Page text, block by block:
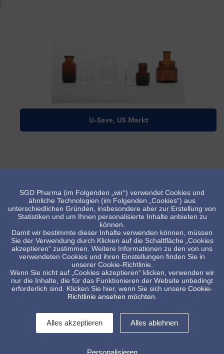
U-Save, US Markt
Nasal, US markt
SGD Pharma (im Folgenden „wir“) verwendet Cookies und
ähnliche Technologien (im Folgenden „Cookies“) aus
unterschiedlichen Gründen, insbesondere aber zur Erstellung von
Statistiken und um Ihnen personalisierte Inhalte anbieten zu
können.
Damit wir bestimmte dieser Inhalte verwenden können, müssen
Sie der Verwendung durch Klicken auf die Schaltfläche „Cookies
akzeptieren“ zustimmen. Weitere Informationen zu den von uns
verwendeten Cookies und ihren Einstellungen finden Sie in
unserer Cookie-Richtlinie.
Wenn Sie nicht auf „Cookies akzeptieren“ klicken, verwenden wir
nur die Inhalte, die für das Funktionieren der Website unbedingt
erforderlich sind. Klicken Sie hier, wenn Sie sich unsere Cookie-
Richtlinie ansehen möchten
Alles akzeptieren Alles ablehnen
Personalisieren